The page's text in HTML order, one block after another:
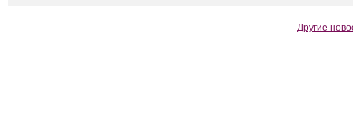
Другие